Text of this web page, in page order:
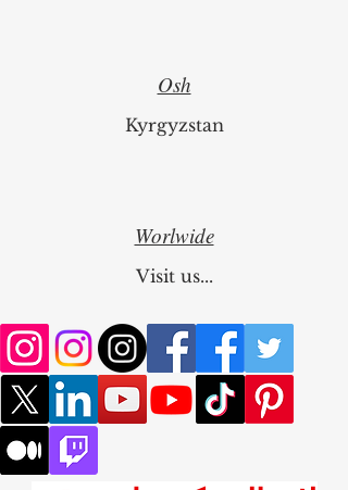
Osh
Kyrgyzstan
Worlwide
Visit us...